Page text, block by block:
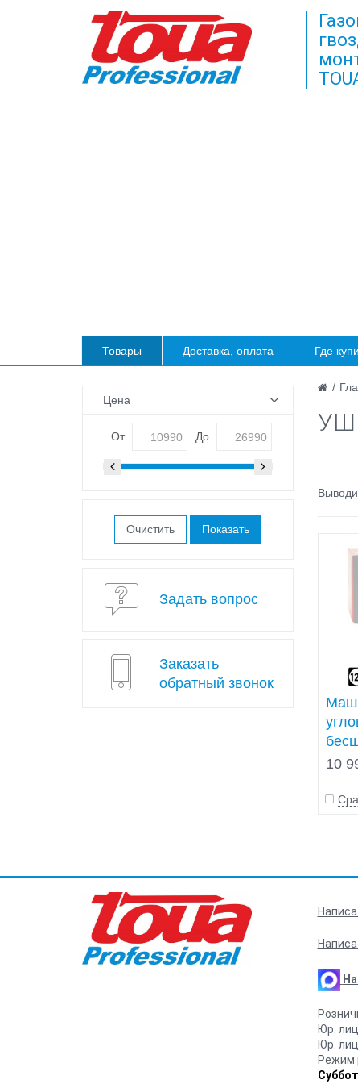
Товары Доставка, оплата Где
/
об/
10
Цена
От До
Очистить
Задать вопрос
Заказать
обратный звонок
Юр.
Юр.
Режим